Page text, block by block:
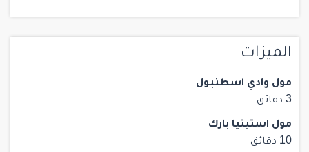
الميزات
مول وادي اسطنبول
3 دقائق
مول استينيا بارك
10 دقائق